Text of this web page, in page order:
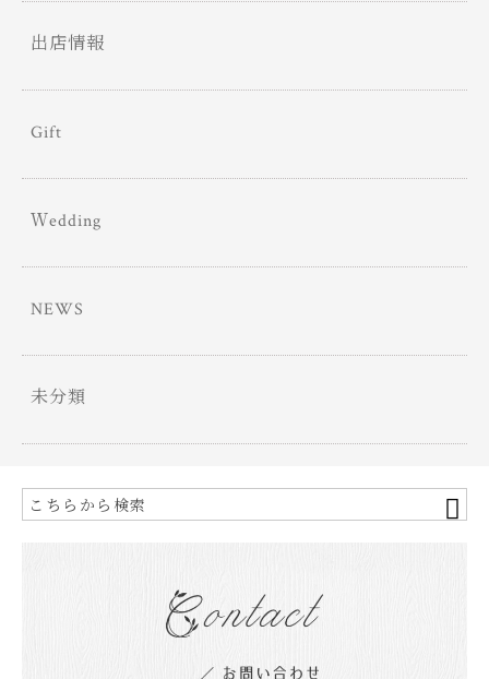
出店情報
Gift
Ｗedding
NEWS
未分類